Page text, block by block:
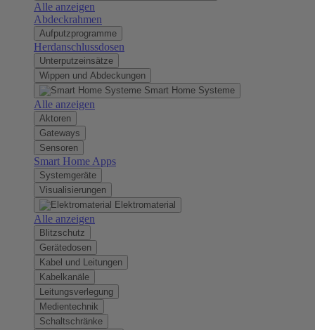
Alle anzeigen
Abdeckrahmen
Aufputzprogramme
Herdanschlussdosen
Unterputzeinsätze
Wippen und Abdeckungen
Smart Home Systeme
Alle anzeigen
Aktoren
Gateways
Sensoren
Smart Home Apps
Systemgeräte
Visualisierungen
Elektromaterial
Alle anzeigen
Blitzschutz
Gerätedosen
Kabel und Leitungen
Kabelkanäle
Leitungsverlegung
Medientechnik
Schaltschränke